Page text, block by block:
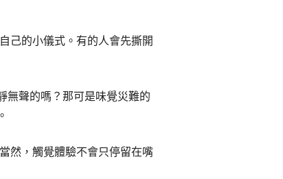
己的小儀式。有的人會先撕開
無聲的嗎？那可是味覺災難的
然，觸覺體驗不會只停留在嘴